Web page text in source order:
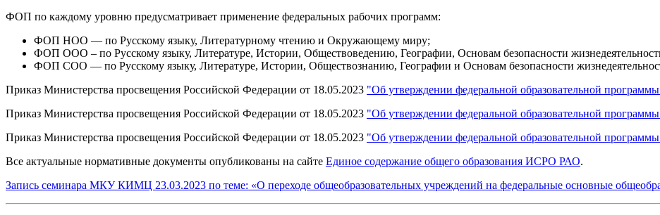
ФОП по каждому уровню предусматривает применение федеральных рабочих программ:
ФОП НОО — по Русскому языку, Литературному чтению и Окружающему миру;
ФОП ООО – по Русскому языку, Литературе, Истории, Обществоведению, Географии, Основам безопасности
ФОП СОО — по Русскому языку, Литературе, Истории, Обществознанию, Географии и Основам безопасности
Приказ Министерства просвещения Российской Федерации от 18.05.2023 "Об утверждении федеральной образовательной
Приказ Министерства просвещения Российской Федерации от 18.05.2023 "Об утверждении федеральной образовательной
Приказ Министерства просвещения Российской Федерации от 18.05.2023 "Об утверждении федеральной образовательной
Все актуальные нормативные документы опубликованы на сайте Единое содержание общего образования ИСРО РАО.
Запись семинара МКУ КИМЦ 23.03.2023 по теме: «О переходе общеобразовательных учреждений на федеральные основные